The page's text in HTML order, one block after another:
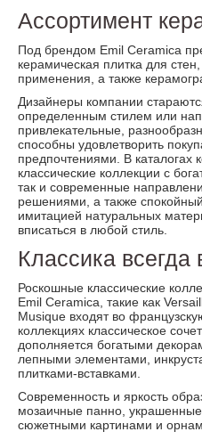
Ассортимент
Под брендом Emil Ceramica
керамическая плитка для
применения, а также
Дизайнеры компании
определенным стилем или
привлекательные,
способны удовлетворить
предпочтениями. В каталогах
классические коллекции с
так и современные
решениями, а также
имитацией натуральных
вписаться в любой стиль.
Классика всегда
Роскошные классические
Emil Ceramica, такие как
Musique входят во
коллекциях классическое
дополняется богатыми
лепными элементами,
плитками-вставками.
Современность и яркость
мозаичные панно,
сюжетными картинами и